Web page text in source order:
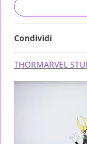
Condividi
THORMARVEL